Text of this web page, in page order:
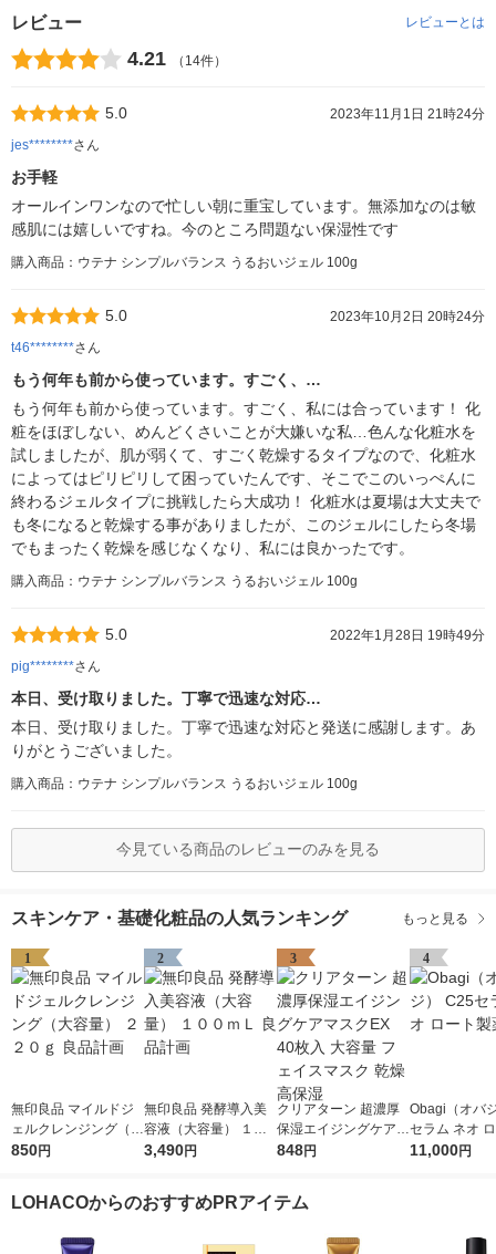
レビュー レビューとは
4.21 （14件）
5.0
2023年11月1日 21時24分
jes********さん
お手軽
オールインワンなので忙しい朝に重宝しています。無添加なのは敏
感肌には嬉しいですね。今のところ問題ない保湿性です
購入商品：ウテナ シンプルバランス うるおいジェル 100g
5.0
2023年10月2日 20時24分
t46********さん
もう何年も前から使っています。すごく、…
もう何年も前から使っています。すごく、私には合っています！ 化
粧をほぼしない、めんどくさいことが大嫌いな私…色んな化粧水を
試しましたが、肌が弱くて、すごく乾燥するタイプなので、化粧水
によってはピリピリして困っていたんです、そこでこのいっぺんに
終わるジェルタイプに挑戦したら大成功！ 化粧水は夏場は大丈夫で
も冬になると乾燥する事がありましたが、このジェルにしたら冬場
でもまったく乾燥を感じなくなり、私には良かったです。
購入商品：ウテナ シンプルバランス うるおいジェル 100g
5.0
2022年1月28日 19時49分
pig********さん
本日、受け取りました。丁寧で迅速な対応…
本日、受け取りました。丁寧で迅速な対応と発送に感謝します。あ
りがとうございました。
購入商品：ウテナ シンプルバランス うるおいジェル 100g
今見ている商品のレビューのみを見る
スキンケア・基礎化粧品の人気ランキング もっと見る
1
無印良品 マイルドジ
ェルクレンジング（大
容量） ２２０ｇ 良品
850円
2
無印良品 発酵導入美
容液（大容量） １０
０ｍＬ 良品計画
3,490円
3
クリアターン 超濃厚
保湿エイジングケアマ
スクEX 40枚入 大容量
848円
4
Obagi（オバ
セラム ネオ
薬
11,000円
LOHACOからのおすすめPRアイテム